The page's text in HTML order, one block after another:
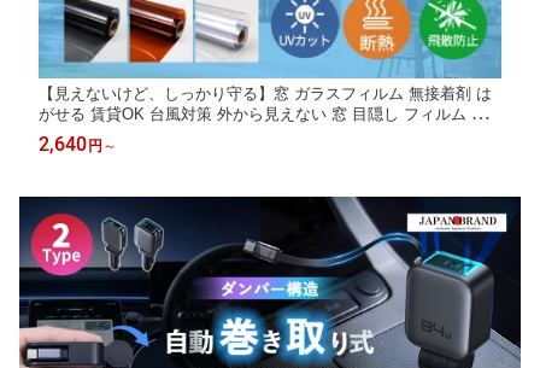
【見えないけど、しっかり守る】窓 ガラスフィルム 無接着剤 は
がせる 賃貸OK 台風対策 外から見えない 窓 目隠し フィルム 遮
光 遮熱 飛散防止 UVカット 紫外線カット 省エネ DIY 窓用フィル
ム 西日対策 透明 シート 結露防止 日よけ フィルム 防犯
2,640 円 ～